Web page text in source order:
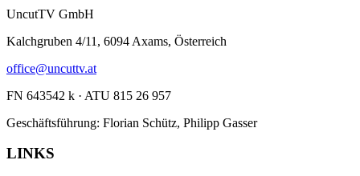
UncutTV GmbH
Kalchgruben 4/11, 6094 Axams, Österreich
office@uncuttv.at
FN 643542 k · ATU 815 26 957
Geschäftsführung: Florian Schütz, Philipp Gasser
LINKS